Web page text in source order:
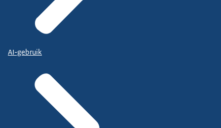
AI-gebruik